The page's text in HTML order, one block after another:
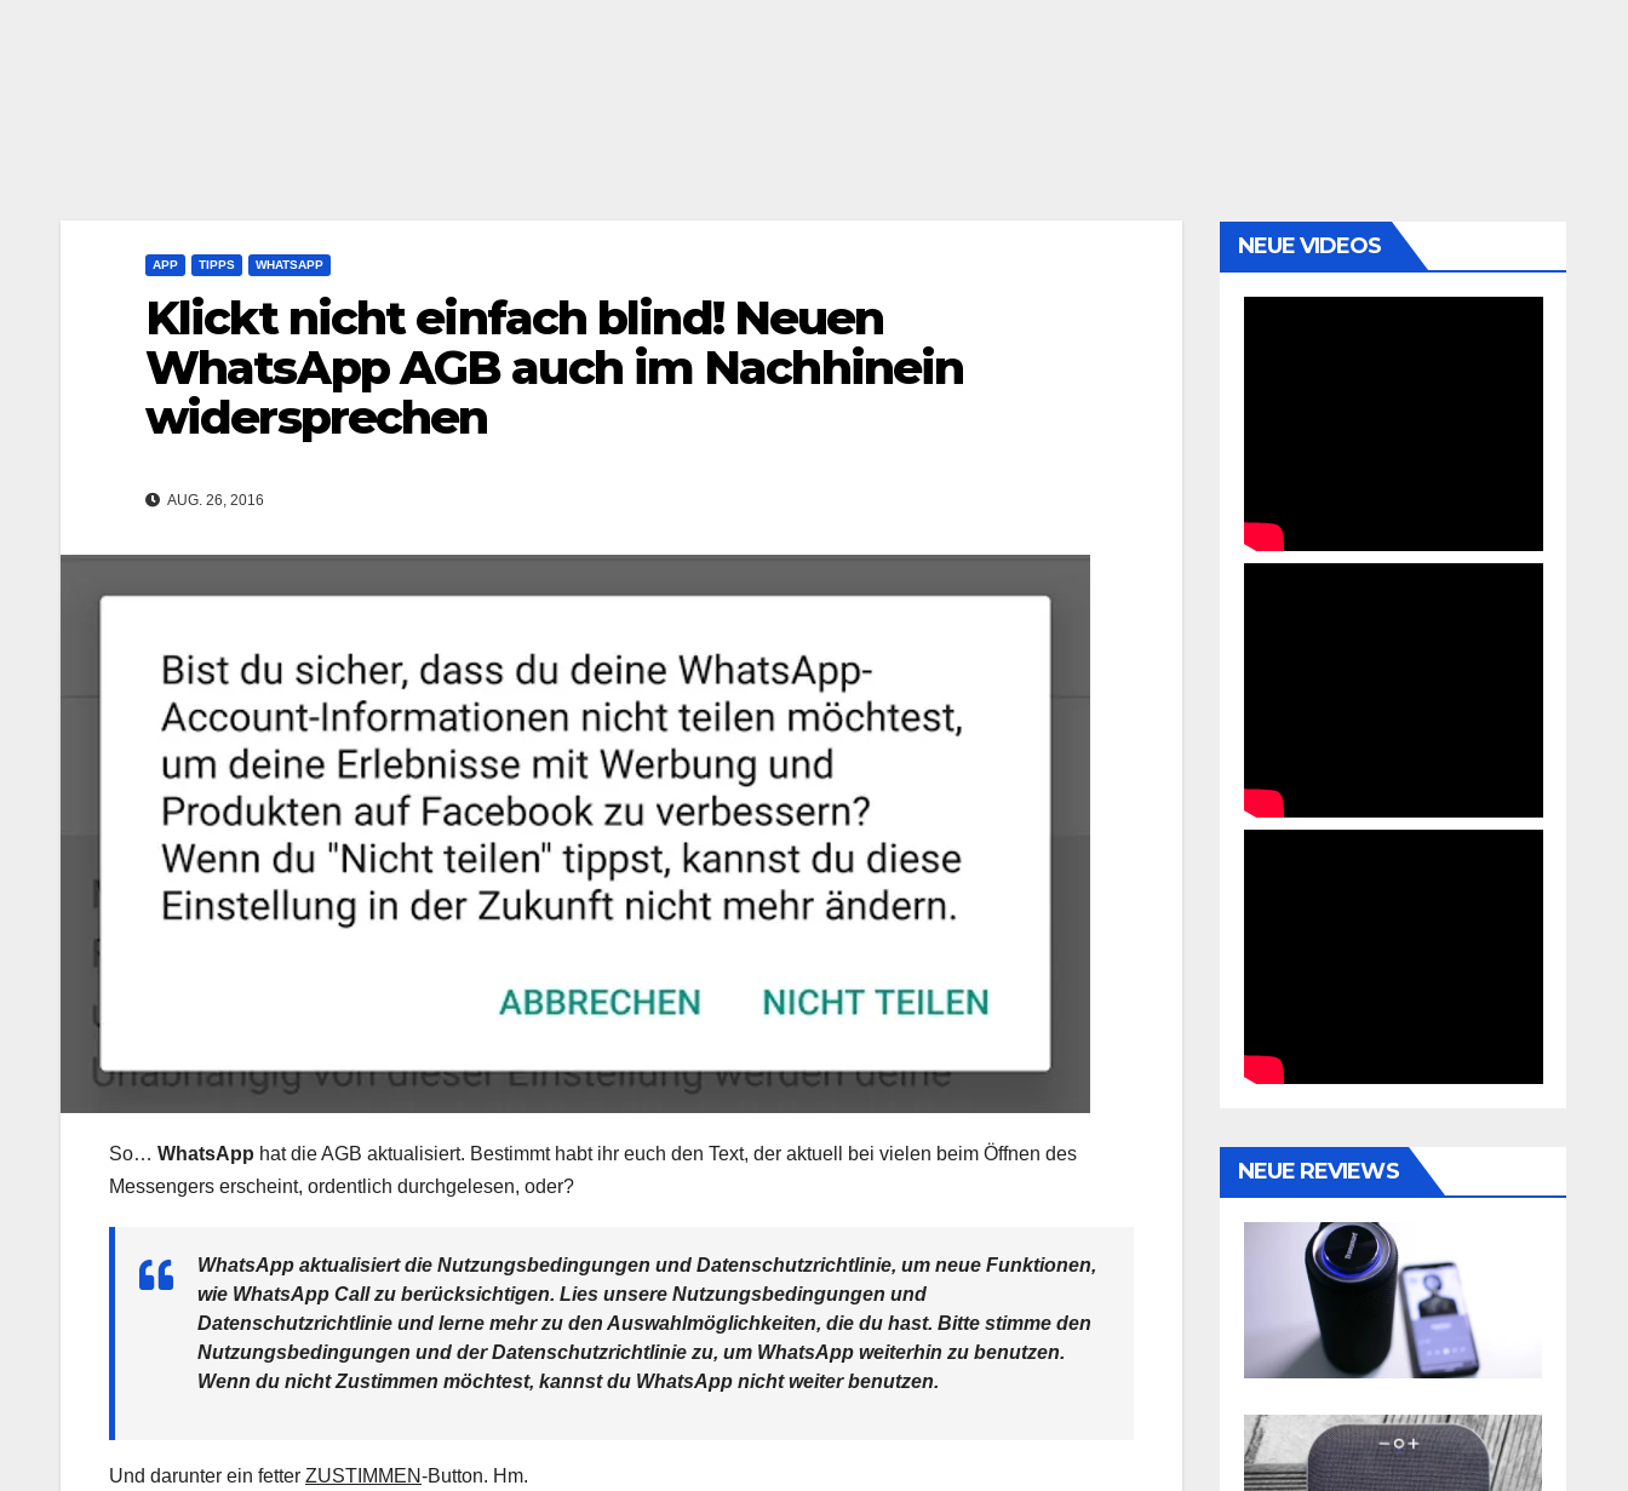
APP TIPPS WHATSAPP
Klickt nicht einfach blind! Neuen
WhatsApp AGB auch im Nachhinein
widersprechen
AUG. 26, 2016
So… WhatsApp hat die AGB aktualisiert. Bestimmt habt ihr euch den Text, der aktuell bei vielen beim Öffnen des
Messengers erscheint, ordentlich durchgelesen, oder?
WhatsApp aktualisiert die Nutzungsbedingungen und Datenschutzrichtlinie, um neue Funktionen,
wie WhatsApp Call zu berücksichtigen. Lies unsere Nutzungsbedingungen und
Datenschutzrichtlinie und lerne mehr zu den Auswahlmöglichkeiten, die du hast. Bitte stimme den
Nutzungsbedingungen und der Datenschutzrichtlinie zu, um WhatsApp weiterhin zu benutzen.
Wenn du nicht Zustimmen möchtest, kannst du WhatsApp nicht weiter benutzen.
Und darunter ein fetter ZUSTIMMEN-Button. Hm.
NEUE VIDEOS
NEUE REVIEWS